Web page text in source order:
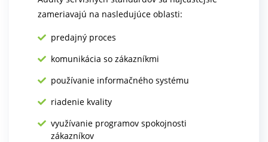
zameriavajú na nasledujúce oblasti:
predajný proces
komunikácia so zákazníkmi
používanie informačného systému
riadenie kvality
využívanie programov spokojnosti
zákazníkov